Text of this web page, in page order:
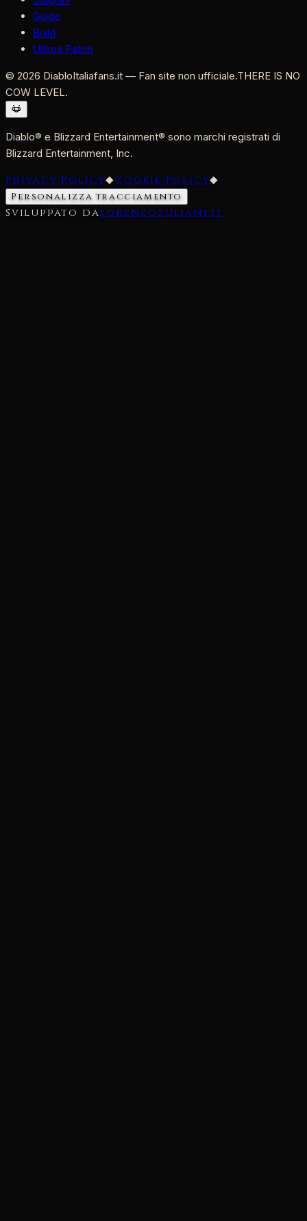
Guide
Build
Ultima Patch
© 2026 DiabloItaliafans.it — Fan site non ufficiale.THERE IS NO
COW LEVEL.
Diablo® e Blizzard Entertainment® sono marchi registrati di
Blizzard Entertainment, Inc.
Privacy Policy◆Cookie Policy◆
Personalizza tracciamento
Sviluppato dalorenzozuliani.it